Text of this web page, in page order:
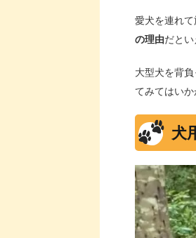
愛犬を連れて
の理由だとい
大型犬を背
てみてはいか
犬